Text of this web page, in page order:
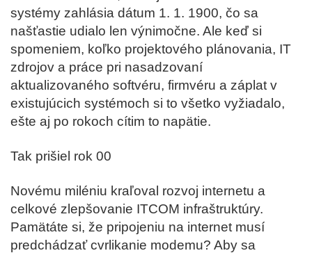
systémy zahlásia dátum 1. 1. 1900, čo sa
našťastie udialo len výnimočne. Ale keď si
spomeniem, koľko projektového plánovania, IT
zdrojov a práce pri nasadzovaní
aktualizovaného softvéru, firmvéru a záplat v
existujúcich systémoch si to všetko vyžiadalo,
ešte aj po rokoch cítim to napätie.
Tak prišiel rok 00
Novému miléniu kraľoval rozvoj internetu a
celkové zlepšovanie ITCOM infraštruktúry.
Pamätáte si, že pripojeniu na internet musí
predchádzať cvrlikanie modemu? Aby sa